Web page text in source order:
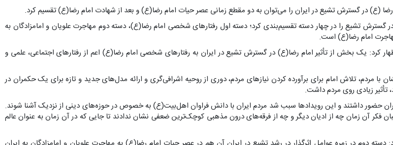
در گسترش تشیع در ایران را می‌توان به دو مقطع زمانی عصر حیات امام رضا(ع) و بعد از شهادت امام رضا(ع) تقسیم کرد.
تشیع را در چهار دسته تقسیم‌بندی کرد؛ دسته اول رفتارهای شخصی امام رضا(ع)، دسته دوم مهاجرت علویان و امامزادگان به
امام رضا(ع) است.
یک بخش از تأثیر امام رضا(ع) در گسترش تشیع در ایران به رفتارهای شخصی امام رضا(ع) اعم از رفتارهای اجتماعی، علمی و
با مردم، تلاش امام برای برآورده کردن نیازهای مردم، دوری از روحیه اشرافی‌گری و ارائه مدل‌های جدید و تازه برای یک حکمران در
تأثیر زیادی روی مردم داشت.
حضور داشتند و این رویدادها سبب شد مردم ایران با دانش فراوان اهل‌بیت(ع) به خصوص در حوزه‌های دینی از نزدیک آشنا شوند.
آن زمان چه از ادیان دیگر و چه از فرقه‌های درون مذهبی کوچک‌ترین ضعفی نشان ندادند تا جایی که در آن زمان به عنوان عالم